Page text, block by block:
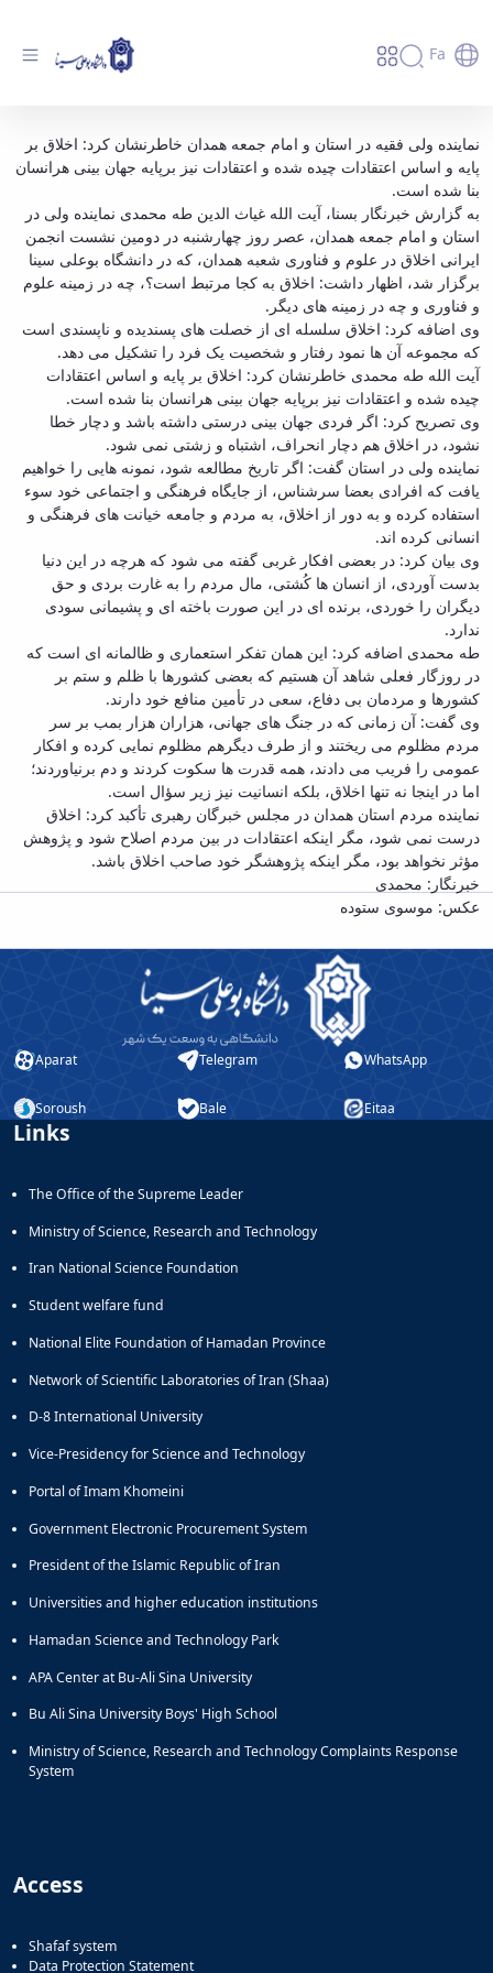
Fa
اخلاق بر پایه و اساس اعتقادات چیده شده است -
دانشگاه بوعلی سینا همدان
نماینده ولی فقیه در استان و امام جمعه همدان خاطرنشان کرد: اخلاق بر
پایه و اساس اعتقادات چیده شده و اعتقادات نیز برپایه جهان بینی هرانسان
بنا شده است.
به گزارش خبرنگار بسنا، آیت الله غیاث الدین طه محمدی نماینده ولی در
استان و امام جمعه همدان، عصر روز چهارشنبه در دومین نشست انجمن
ایرانی اخلاق در علوم و فناوری شعبه همدان، که در دانشگاه بوعلی سینا
برگزار شد، اظهار داشت: اخلاق به کجا مرتبط است؟، چه در زمینه علوم
و فناوری و چه در زمینه های دیگر.
وی اضافه کرد: اخلاق سلسله ای از خصلت های پسندیده و ناپسندی است
که مجموعه آن ها نمود رفتار و شخصیت یک فرد را تشکیل می دهد.
آیت الله طه محمدی خاطرنشان کرد: اخلاق بر پایه و اساس اعتقادات
چیده شده و اعتقادات نیز برپایه جهان بینی هرانسان بنا شده است.
وی تصریح کرد: اگر فردی جهان بینی درستی داشته باشد و دچار خطا
نشود، در اخلاق هم دچار انحراف، اشتباه و زشتی نمی شود.
نماینده ولی در استان گفت: اگر تاریخ مطالعه شود، نمونه هایی را خواهیم
یافت که افرادی بعضا سرشناس، از جایگاه فرهنگی و اجتماعی خود سوء
استفاده کرده و به دور از اخلاق، به مردم و جامعه خیانت های فرهنگی و
انسانی کرده اند.
وی بیان کرد: در بعضی افکار غربی گفته می شود که هرچه در این دنیا
بدست آوردی، از انسان ها کُشتی، مال مردم را به غارت بردی و حق
دیگران را خوردی، برنده ای در این صورت باخته ای و پشیمانی سودی
ندارد.
طه محمدی اضافه کرد: این همان تفکر استعماری و ظالمانه ای است که
در روزگار فعلی شاهد آن هستیم که بعضی کشورها با ظلم و ستم بر
کشورها و مردمان بی دفاع، سعی در تأمین منافع خود دارند.
وی گفت: آن زمانی که در جنگ های جهانی، هزاران هزار بمب بر سر
مردم مظلوم می ریختند و از طرف دیگرهم مظلوم نمایی کرده و افکار
عمومی را فریب می دادند، همه قدرت ها سکوت کردند و دم برنیاوردند؛
اما در اینجا نه تنها اخلاق، بلکه انسانیت نیز زیر سؤال است.
نماینده مردم استان همدان در مجلس خبرگان رهبری تأکبد کرد: اخلاق
درست نمی شود، مگر اینکه اعتقادات در بین مردم اصلاح شود و پژوهش
مؤثر نخواهد بود، مگر اینکه پژوهشگر خود صاحب اخلاق باشد.
خبرنگار: محمدی
عکس: موسوی ستوده
Aparat Telegram WhatsApp
Soroush Bale Eitaa
Links
The Office of the Supreme Leader
Ministry of Science, Research and Technology
Iran National Science Foundation
Student welfare fund
National Elite Foundation of Hamadan Province
Network of Scientific Laboratories of Iran (Shaa)
D-8 International University
Vice-Presidency for Science and Technology
Portal of Imam Khomeini
Government Electronic Procurement System
President of the Islamic Republic of Iran
Universities and higher education institutions
Hamadan Science and Technology Park
APA Center at Bu-Ali Sina University
Bu Ali Sina University Boys' High School
Ministry of Science, Research and Technology Complaints Response
System
Access
Shafaf system
Data Protection Statement